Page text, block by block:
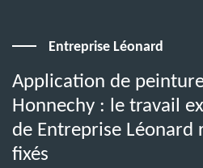
Entreprise Léonard
Application de
Honnechy : le travail
de Entreprise Léonard
fixés